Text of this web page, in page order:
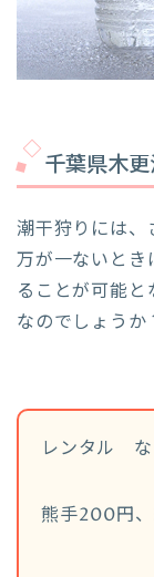
千葉県木
潮干狩りには、
万が一ないとき
ることが可能
なのでしょうか
レンタル な
熊手200円